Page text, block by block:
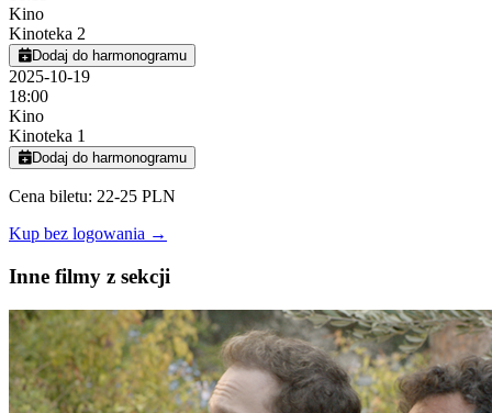
Kino
Kinoteka 2
Dodaj do harmonogramu
2025-10-19
18:00
Kino
Kinoteka 1
Dodaj do harmonogramu
Cena biletu: 22-25 PLN
Kup bez logowania →
Inne filmy z sekcji